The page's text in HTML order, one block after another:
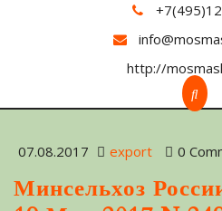
http://
07.08.2017 export 0
Минсельхоз